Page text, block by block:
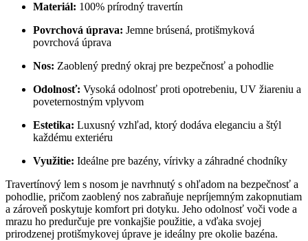
Materiál: 100% prírodný travertín
Povrchová úprava: Jemne brúsená, protišmyková
povrchová úprava
Nos: Zaoblený predný okraj pre bezpečnosť a pohodlie
Odolnosť: Vysoká odolnosť proti opotrebeniu, UV žiareniu a
poveternostným vplyvom
Estetika: Luxusný vzhľad, ktorý dodáva eleganciu a štýl
každému exteriéru
Využitie: Ideálne pre bazény, vírivky a záhradné chodníky
Travertínový lem s nosom je navrhnutý s ohľadom na bezpečnosť a
pohodlie, pričom zaoblený nos zabraňuje nepríjemným zakopnutiam
a zároveň poskytuje komfort pri dotyku. Jeho odolnosť voči vode a
mrazu ho predurčuje pre vonkajšie použitie, a vďaka svojej
prirodzenej protišmykovej úprave je ideálny pre okolie bazéna.